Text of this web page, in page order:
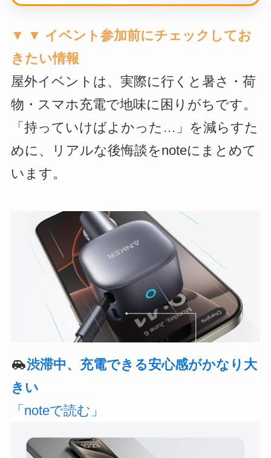
▼ ▼ イベント参加前にチェックしてお
きたい情報
屋外イベントは、実際に行くと暑さ・荷
物・スマホ充電で地味に困りがちです。
「持っていけばよかった…」を減らすた
めに、リアルな後悔談をnoteにまとめて
います。
渋滞中、充電できる安心感がかなり大
きい
「noteで読む」